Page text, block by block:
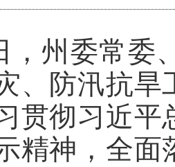
，州委常委
、防汛抗
贯彻习近
精神，全